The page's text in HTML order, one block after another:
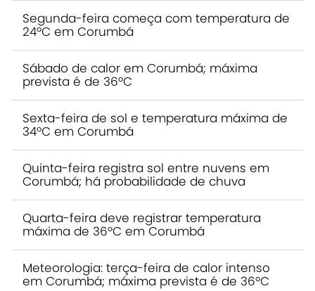
Segunda-feira começa com temperatura de
24ºC em Corumbá
Sábado de calor em Corumbá; máxima
prevista é de 36ºC
Sexta-feira de sol e temperatura máxima de
34ºC em Corumbá
Quinta-feira registra sol entre nuvens em
Corumbá; há probabilidade de chuva
Quarta-feira deve registrar temperatura
máxima de 36ºC em Corumbá
Meteorologia: terça-feira de calor intenso
em Corumbá; máxima prevista é de 36ºC